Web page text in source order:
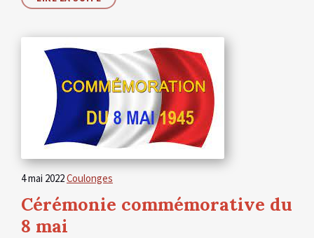
4 mai 2022Coulonges
Cérémonie commémorative du
8 mai